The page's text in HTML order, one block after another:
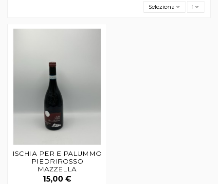
Seleziona 1
ISCHIA PER E PALUMMO
PIEDRIROSSO
MAZZELLA
15,00 €